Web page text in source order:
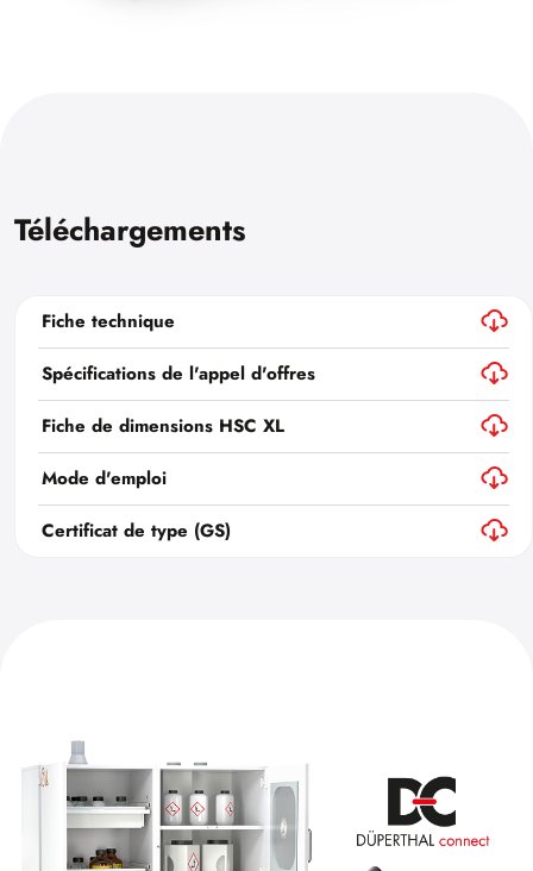
Téléchargements
Fiche technique
Spécifications de l'appel d'offres
Fiche de dimensions HSC XL
Mode d'emploi
Certificat de type (GS)